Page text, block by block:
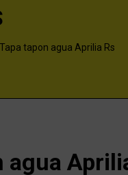
Tapa tapon agua Aprilia Rs
agua